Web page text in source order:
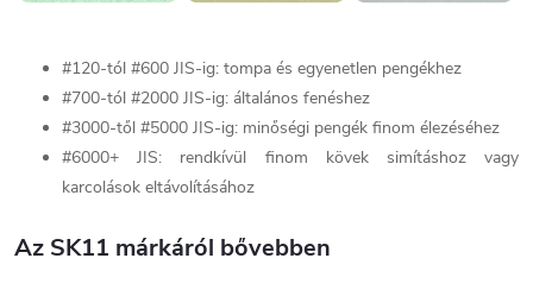
#120-tól #600 JIS-ig: tompa és egyenetlen pengékhez
#700-tól #2000 JIS-ig: általános fenéshez
#3000-től #5000 JIS-ig: minőségi pengék finom élezéséhez
#6000+ JIS: rendkívül finom kövek simításhoz vagy
karcolások eltávolításához
Az SK11 márkáról bővebben